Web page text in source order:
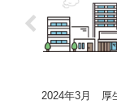
2024年3月 厚